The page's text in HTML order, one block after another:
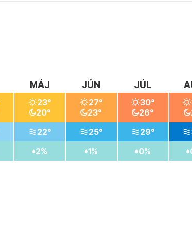
MÁJ
23°
20°
22°
2%
JÚN
27°
23°
25°
1%
JÚL
30°
26°
29°
0%